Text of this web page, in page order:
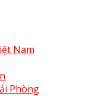
Nam
Phòng